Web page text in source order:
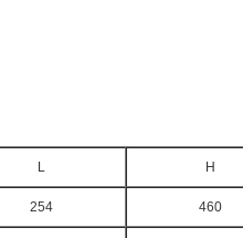
L H
254 460